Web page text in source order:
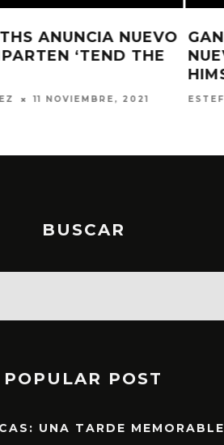
YOUTHS PRESENTA UNA
‘THE MAN
7 OCTUBRE, 2021
BUSCAR
POPULAR POST
UNA TARDE MEMORABLE